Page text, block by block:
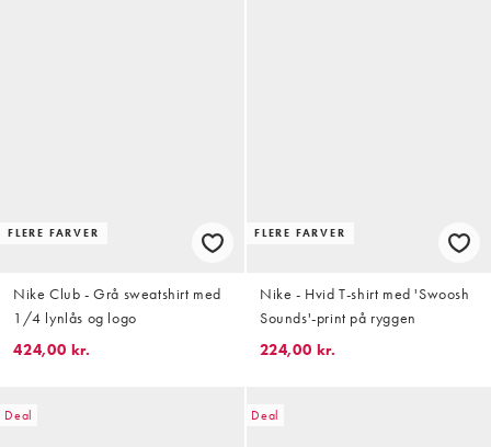
FLERE FARVER
Nike Club - Grå sweatshirt med
1/4 lynlås og logo
424,00 kr.
FLERE FARVER
Nike - Hvid T-shirt med 'Swoosh
Sounds'-print på ryggen
224,00 kr.
Deal Deal